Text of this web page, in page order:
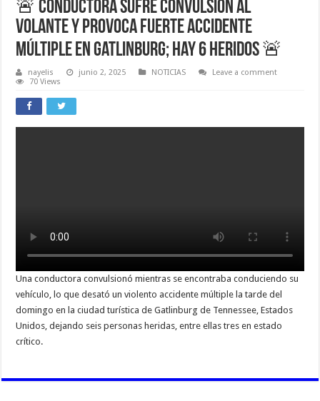
🚨 Conductora sufre convulsión al
volante y provoca fuerte accidente
múltiple en Gatlinburg; hay 6 heridos 🚨
nayelis junio 2, 2025 NOTICIAS
Leave a comment
70 Views
Una conductora convulsionó mientras se encontraba conduciendo su
vehículo, lo que desató un violento accidente múltiple la tarde del
domingo en la ciudad turística de Gatlinburg de Tennessee, Estados
Unidos, dejando seis personas heridas, entre ellas tres en estado
crítico.